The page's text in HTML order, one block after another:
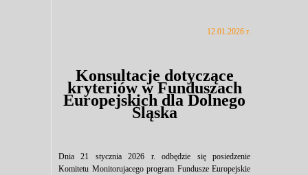
12.01.2026 r.
Konsultacje dotyczące
kryteriów w Funduszach
Europejskich dla Dolnego
Śląska
Dnia 21 stycznia 2026 r. odbędzie się posiedzenie
Komitetu Monitorujacego program Fundusze Europejskie